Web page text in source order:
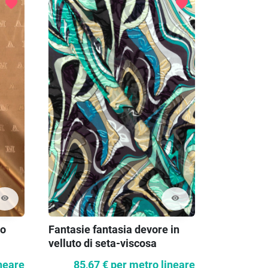
visibility
favorite
visibility
favorite
Fantasie fantasia devore in
velluto di seta-viscosa
85,67 € per metro lineare